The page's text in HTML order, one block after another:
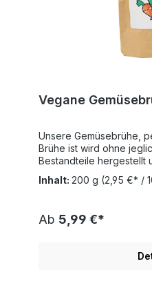
Vegane
Unsere Gemüsebrühe,
Brühe ist wird ohne
Bestandteile hergestellt
El. mit einem Liter
Inhalt: 200 g (2,95 €* /
Ab 5,99 €*